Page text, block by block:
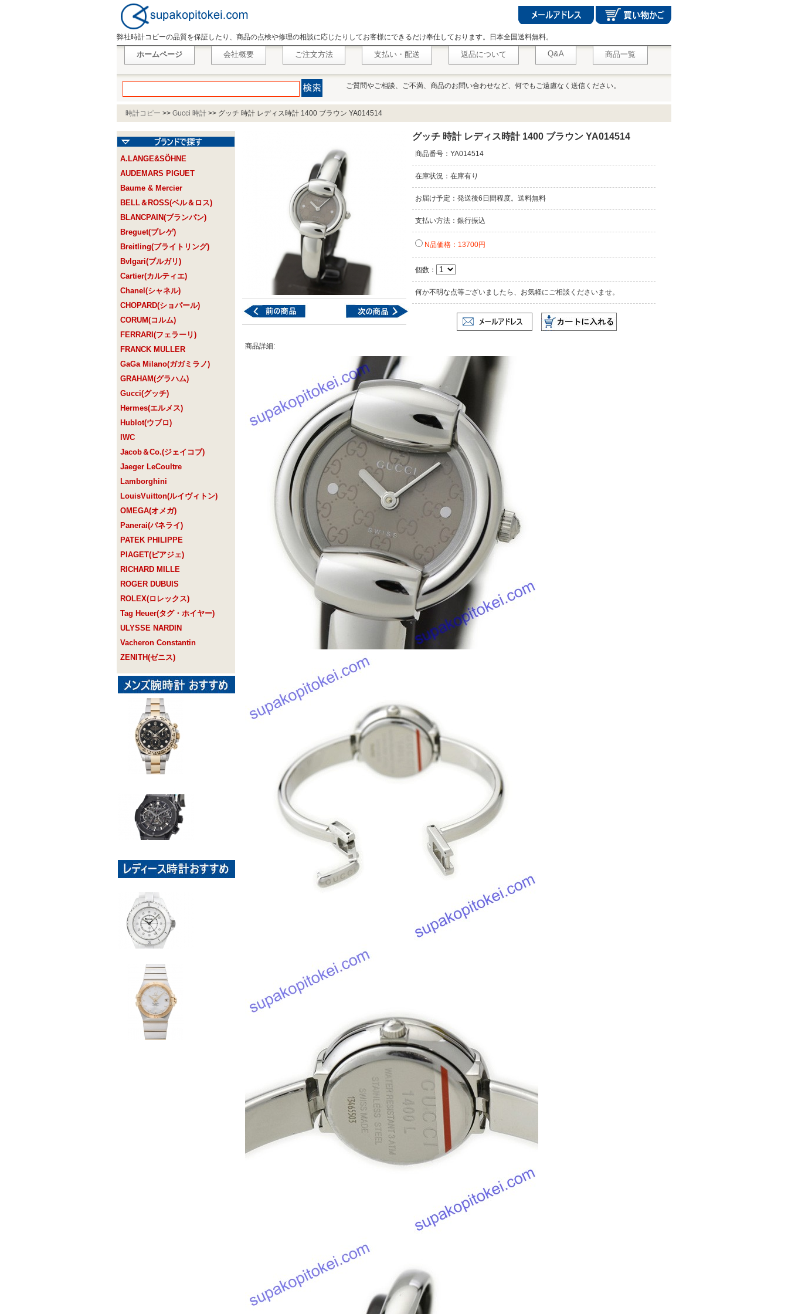
弊社時計コピーの品質を保証したり、商品の点検や修理の相談に応じたりしてお客様にできるだけ奉仕しております。日本全国送料無料。
ホームページ 会社概要 ご注文方法 支払い・配送 返品について Q&A 商品一覧
ご質問やご相談、ご不満、商品のお問い合わせなど、何でもご遠慮なく送信ください。
時計コピー >> Gucci 時計 >> グッチ 時計 レディス時計 1400 ブラウン YA014514
A.LANGE&SÖHNE
AUDEMARS PIGUET
Baume & Mercier
BELL＆ROSS(ベル＆ロス)
BLANCPAIN(ブランパン)
Breguet(ブレゲ)
Breitling(ブライトリング)
Bvlgari(ブルガリ)
Cartier(カルティエ)
Chanel(シャネル)
CHOPARD(ショパール)
CORUM(コルム)
FERRARI(フェラーリ)
FRANCK MULLER
GaGa Milano(ガガミラノ)
GRAHAM(グラハム)
Gucci(グッチ)
Hermes(エルメス)
Hublot(ウブロ)
IWC
Jacob＆Co.(ジェイコブ)
Jaeger LeCoultre
Lamborghini
LouisVuitton(ルイヴィトン)
OMEGA(オメガ)
Panerai(パネライ)
PATEK PHILIPPE
PIAGET(ピアジェ)
RICHARD MILLE
ROGER DUBUIS
ROLEX(ロレックス)
Tag Heuer(タグ・ホイヤー)
ULYSSE NARDIN
Vacheron Constantin
ZENITH(ゼニス)
グッチ 時計 レディス時計 1400 ブラウン YA014514
商品番号：YA014514
在庫状況：在庫有り
お届け予定：発送後6日間程度。送料無料
支払い方法：銀行振込
N品価格：13700円
個数：
何か不明な点等ございましたら、お気軽にご相談くださいませ。
商品詳細: